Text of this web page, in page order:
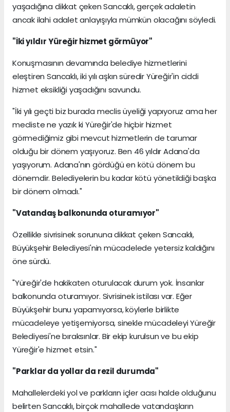
yaşadığına dikkat çeken Sancaklı, gerçek adaletin
ancak ilahi adalet anlayışıyla mümkün olacağını söyledi.
"İki yıldır Yüreğir hizmet görmüyor"
Konuşmasının devamında belediye hizmetlerini
eleştiren Sancaklı, iki yılı aşkın süredir Yüreğir'in ciddi
hizmet eksikliği yaşadığını savundu.
"İki yılı geçti biz burada meclis üyeliği yapıyoruz ama her
mecliste ne yazık ki Yüreğir'de hiçbir hizmet
görmediğimiz gibi mevcut hizmetlerin de tarumar
olduğu bir dönem yaşıyoruz. Ben 46 yıldır Adana'da
yaşıyorum. Adana'nın gördüğü en kötü dönem bu
dönemdir. Belediyelerin bu kadar kötü yönetildiği başka
bir dönem olmadı."
"Vatandaş balkonunda oturamıyor"
Özellikle sivrisinek sorununa dikkat çeken Sancaklı,
Büyükşehir Belediyesi'nin mücadelede yetersiz kaldığını
öne sürdü.
"Yüreğir'de hakikaten oturulacak durum yok. İnsanlar
balkonunda oturamıyor. Sivrisinek istilası var. Eğer
Büyükşehir bunu yapamıyorsa, köylerle birlikte
mücadeleye yetişemiyorsa, sinekle mücadeleyi Yüreğir
Belediyesi'ne bıraksınlar. Bir ekip kurulsun ve bu ekip
Yüreğir'e hizmet etsin."
"Parklar da yollar da rezil durumda"
Mahallelerdeki yol ve parkların içler acısı halde olduğunu
belirten Sancaklı, birçok mahallede vatandaşların